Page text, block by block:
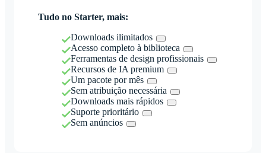
Tudo no Starter, mais:
Downloads ilimitados
Acesso completo à biblioteca
Ferramentas de design profissionais
Recursos de IA premium
Um pacote por mês
Sem atribuição necessária
Downloads mais rápidos
Suporte prioritário
Sem anúncios